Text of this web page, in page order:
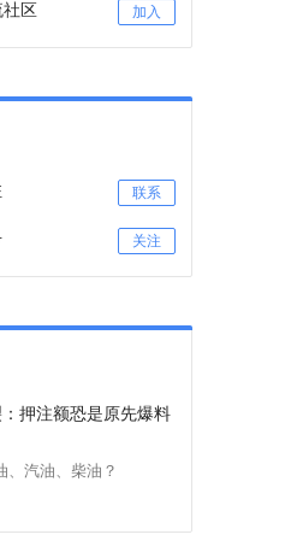
区 加入
联系
关注
押注额恐是原先爆料
、汽油、柴油？